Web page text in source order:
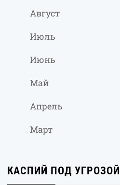
Август
Июль
Июнь
Май
Апрель
Март
КАСПИЙ ПОД УГРОЗОЙ